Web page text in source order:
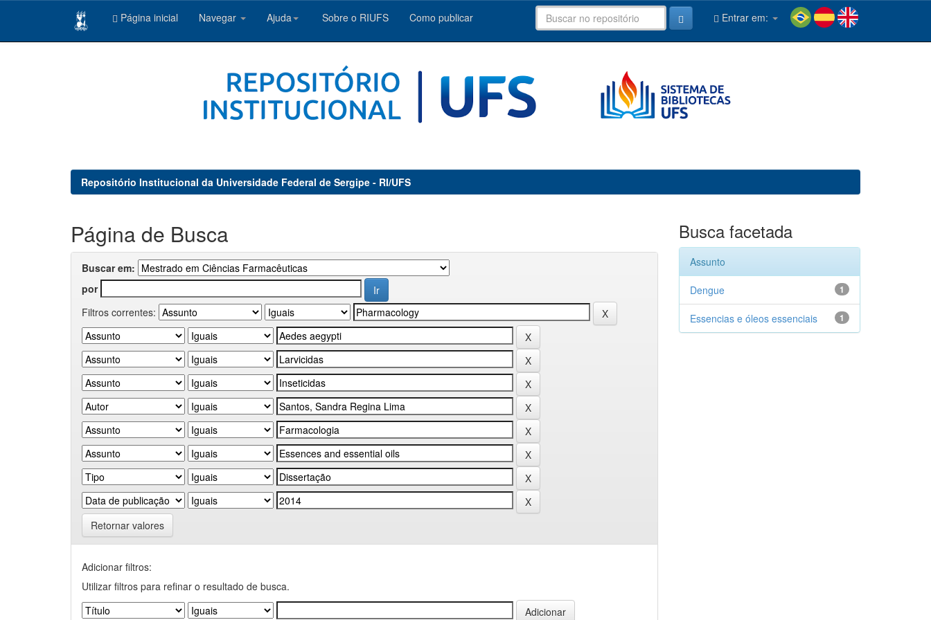
Página inicial Navegar Ajuda Sobre o RIUFS Como publicar Entrar em:
Repositório Institucional da Universidade Federal de Sergipe - RI/UFS
Página de Busca
Buscar em:
por
Filtros correntes:
Retornar valores
Adicionar filtros:
Utilizar filtros para refinar o resultado de busca.
Busca facetada
Assunto
1
Dengue
1
Essencias e óleos essenciais